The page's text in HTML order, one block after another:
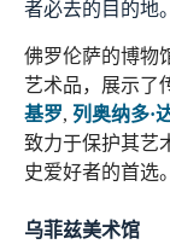
者必去的目的地。
佛罗伦萨的博物
艺术品，展示了
基罗, 列奥纳多·
致力于保护其艺
史爱好者的首选。
乌菲兹美术馆